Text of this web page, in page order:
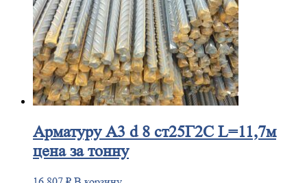
АрматуруА3 d 8 ст25Г2С L=11,7м
цена за тонну